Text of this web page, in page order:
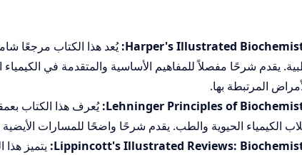
Harper's Illustrated يُعد هذا الكتاب مرجعًا
يقدم شرحًا مفصلاً للمفاهيم الأساسية والمتقدمة في الكيمياء
المرتبطة بها.
Lehninger Principles of يُعرف هذا الكتاب
الكيمياء الحيوية والطب. يقدم شرحًا واضحًا للمسارات الأيضية
Lippincott's Illustrated Reviews: يتميز